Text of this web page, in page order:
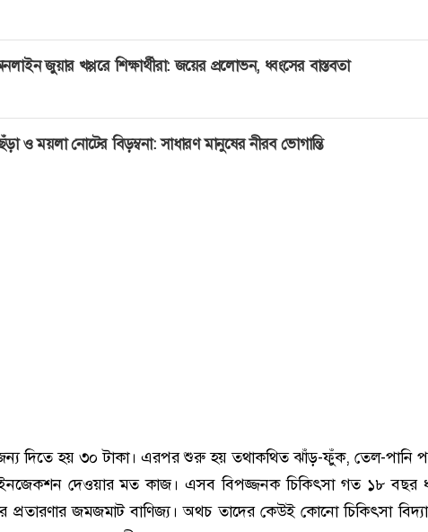
জুয়ার খপ্পরে শিক্ষার্থীরা: জয়ের প্রলোভন, ধ্বংসের বাস্তবতা
ও ময়লা নোটের বিড়ম্বনা: সাধারণ মানুষের নীরব ভোগান্তি
জন্য দিতে হয় ৩০ টাকা। এরপর শুরু হয় তথাকথিত ঝাঁড়-ফুঁক, তেল-পানি
দেওয়ার মত কাজ। এসব বিপজ্জনক চিকিৎসা গত ১৮ বছর
প্রতারণার জমজমাট বাণিজ্য। অথচ তাদের কেউই কোনো চিকিৎসা